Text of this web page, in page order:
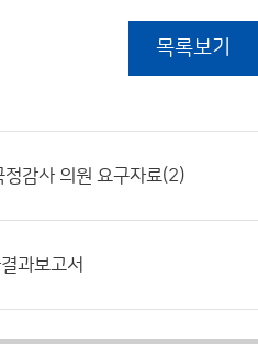
목록보기
감사 의원 요구자료(2)
과보고서